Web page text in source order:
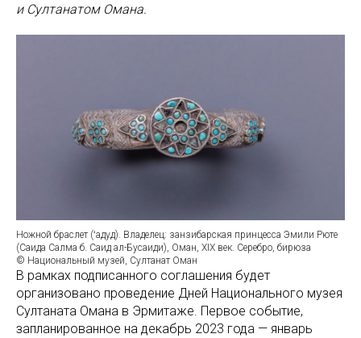
и Султанатом Омана.
Ножной браслет (ʻадуд). Владелец: занзибарская принцесса Эмили Рюте
(Саида Салма б. Саид ал-Бусаиди), Оман, XIX век. Серебро, бирюза
© Национальный музей, Султанат Оман
В рамках подписанного соглашения будет
организовано проведение Дней Национального музея
Султаната Омана в Эрмитаже. Первое событие,
запланированное на декабрь 2023 года — январь